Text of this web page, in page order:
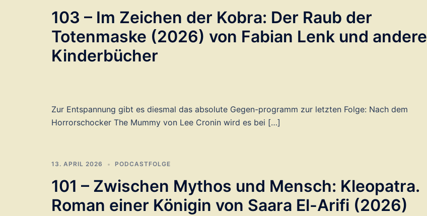
103 – Im Zeichen der Kobra: Der Raub der
Totenmaske (2026) von Fabian Lenk und andere
Kinderbücher
Zur Entspannung gibt es diesmal das absolute Gegen-programm zur letzten Folge: Nach dem
Horrorschocker The Mummy von Lee Cronin wird es bei […]
13. APRIL 2026 PODCASTFOLGE
101 – Zwischen Mythos und Mensch: Kleopatra.
Roman einer Königin von Saara El-Arifi (2026)